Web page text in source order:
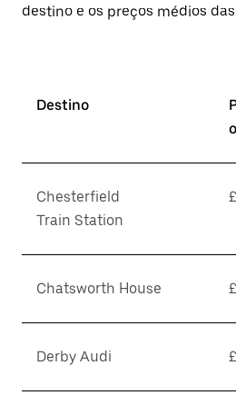
destino e os preços médios
Destino
Chesterfield
Train Station
Chatsworth House
Derby Audi